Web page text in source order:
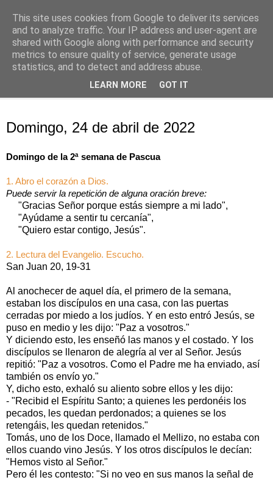
Oración personal
con el Evangelio de cada día
Domingo, 24 de abril de 2022
Domingo de la 2ª semana de Pascua
1. Abro el corazón a Dios.
Puede servir la repetición de alguna oración breve:
"Gracias Señor porque estás siempre a mi lado",
"Ayúdame a sentir tu cercanía",
"Quiero estar contigo, Jesús".
2. Lectura del Evangelio. Escucho.
San Juan 20, 19-31
Al anochecer de aquel día, el primero de la semana,
estaban los discípulos en una casa, con las puertas
cerradas por miedo a los judíos. Y en esto entró Jesús, se
puso en medio y les dijo: "Paz a vosotros."
Y diciendo esto, les enseñó las manos y el costado. Y los
discípulos se llenaron de alegría al ver al Señor. Jesús
repitió: "Paz a vosotros. Como el Padre me ha enviado, así
también os envío yo."
Y, dicho esto, exhaló su aliento sobre ellos y les dijo:
- "Recibid el Espíritu Santo; a quienes les perdonéis los
pecados, les quedan perdonados; a quienes se los
retengáis, les quedan retenidos."
Tomás, uno de los Doce, llamado el Mellizo, no estaba con
ellos cuando vino Jesús. Y los otros discípulos le decían:
"Hemos visto al Señor."
Pero él les contesto: "Si no veo en sus manos la señal de
This site uses cookies from Google to deliver its services
and to analyze traffic. Your IP address and user-agent are
shared with Google along with performance and security
metrics to ensure quality of service, generate usage
statistics, and to detect and address abuse.
LEARN MORE GOT IT